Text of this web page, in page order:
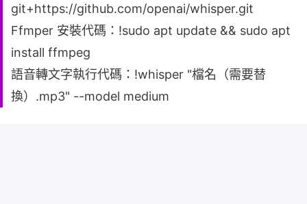
git+https://github.com/openai/whisper.git
Ffmper 安裝代碼：!sudo apt update && sudo apt
install ffmpeg
語音轉文字執行代碼：!whisper "檔名（需要替
換）.mp3" --model medium